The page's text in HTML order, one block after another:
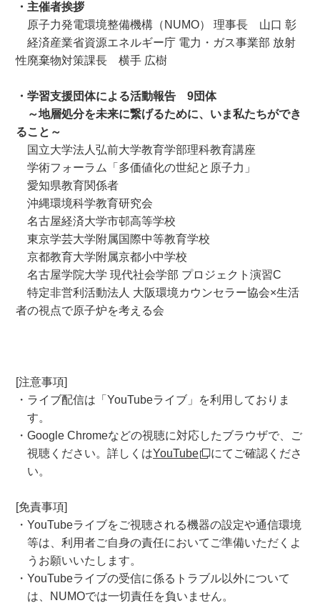
・主催者挨拶
原子力発電環境整備機構（NUMO） 理事長 山口 彰
経済産業省資源エネルギー庁 電力・ガス事業部 放射
性廃棄物対策課長 横手 広樹
・ 学習支援団体による活動報告 9団体
～地層処分を未来に繋げるために、いま私たちができ
ること～
国立大学法人弘前大学教育学部理科教育講座
学術フォーラム「多価値化の世紀と原子力」
愛知県教育関係者
沖縄環境科学教育研究会
名古屋経済大学市邨高等学校
東京学芸大学附属国際中等教育学校
京都教育大学附属京都小中学校
名古屋学院大学 現代社会学部 プロジェクト演習C
特定非営利活動法人 大阪環境カウンセラー協会×生活
者の視点で原子炉を考える会
[注意事項]
・ライブ配信は「YouTubeライブ」を利用しておりま
す。
・Google Chromeなどの視聴に対応したブラウザで、ご
視聴ください。詳しくはYouTube
にてご確認くださ
い。
[免責事項]
・YouTubeライブをご視聴される機器の設定や通信環境
等は、利用者ご自身の責任においてご準備いただくよ
うお願いいたします。
・YouTubeライブの受信に係るトラブル以外について
は、NUMOでは一切責任を負いません。